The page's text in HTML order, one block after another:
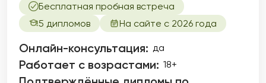
Бесплатная пробная встреча
5 дипломов
На сайте с 2026 года
Онлайн-консультация: да
Работает с возрастами: 18+